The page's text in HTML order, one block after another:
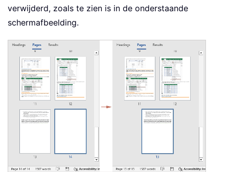
verwijderd, zoals te zien is in de onderstaande
schermafbeelding.